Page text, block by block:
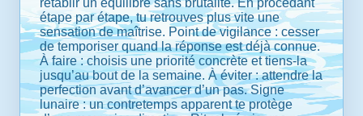
rétablir un équilibre sans brutalité. En procédant
étape par étape, tu retrouves plus vite une
sensation de maîtrise. Point de vigilance : cesser
de temporiser quand la réponse est déjà connue.
À faire : choisis une priorité concrète et tiens-la
jusqu’au bout de la semaine. À éviter : attendre la
perfection avant d’avancer d’un pas. Signe
lunaire : un contretemps apparent te protège